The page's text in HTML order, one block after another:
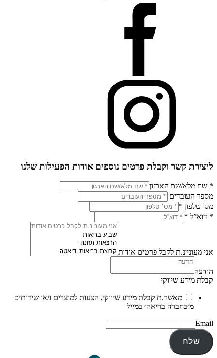
ליצירת קשר וקבלת פרטים נוספים אודות הפעילות שלנו
* שם מלא/שם הארגון
מספר העובדים
מס׳ טלפון *
* דוא”ל *
אני מעוניינ.ת לקבל פרטים אודות
הודעה
קבלת מידע שיווקי
מאשר.ת קבלת מידע שיווקי, הצעות למוצרים ו/או שירותים
מ׳בחברה בריאה׳ במייל
Email
שלח